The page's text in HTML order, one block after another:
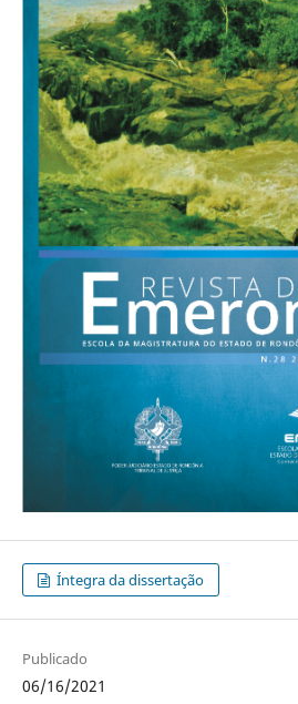
Íntegra da dissertação
Publicado
06/16/2021